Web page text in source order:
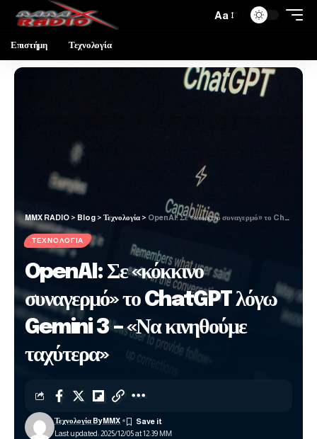
Aa
Επιστήμη Τεχνολογία
MMX RADIO > Blog > Τεχνολογία > OpenAI: Σε «κόκκινο συναγερμό» το ChatGPT λόγω Gemini 3 – «Να κινηθούμε ταχύτερα»
ΤΕΧΝΟΛΟΓΊΑ
OpenAI: Σε «κόκκινο
συναγερμό» το ChatGPT λόγω
Gemini 3 – «Να κινηθούμε
ταχύτερα»
Last updated: 2025/12/05 at 12:39 ΜΜ
Τεχνολογία ByMMX